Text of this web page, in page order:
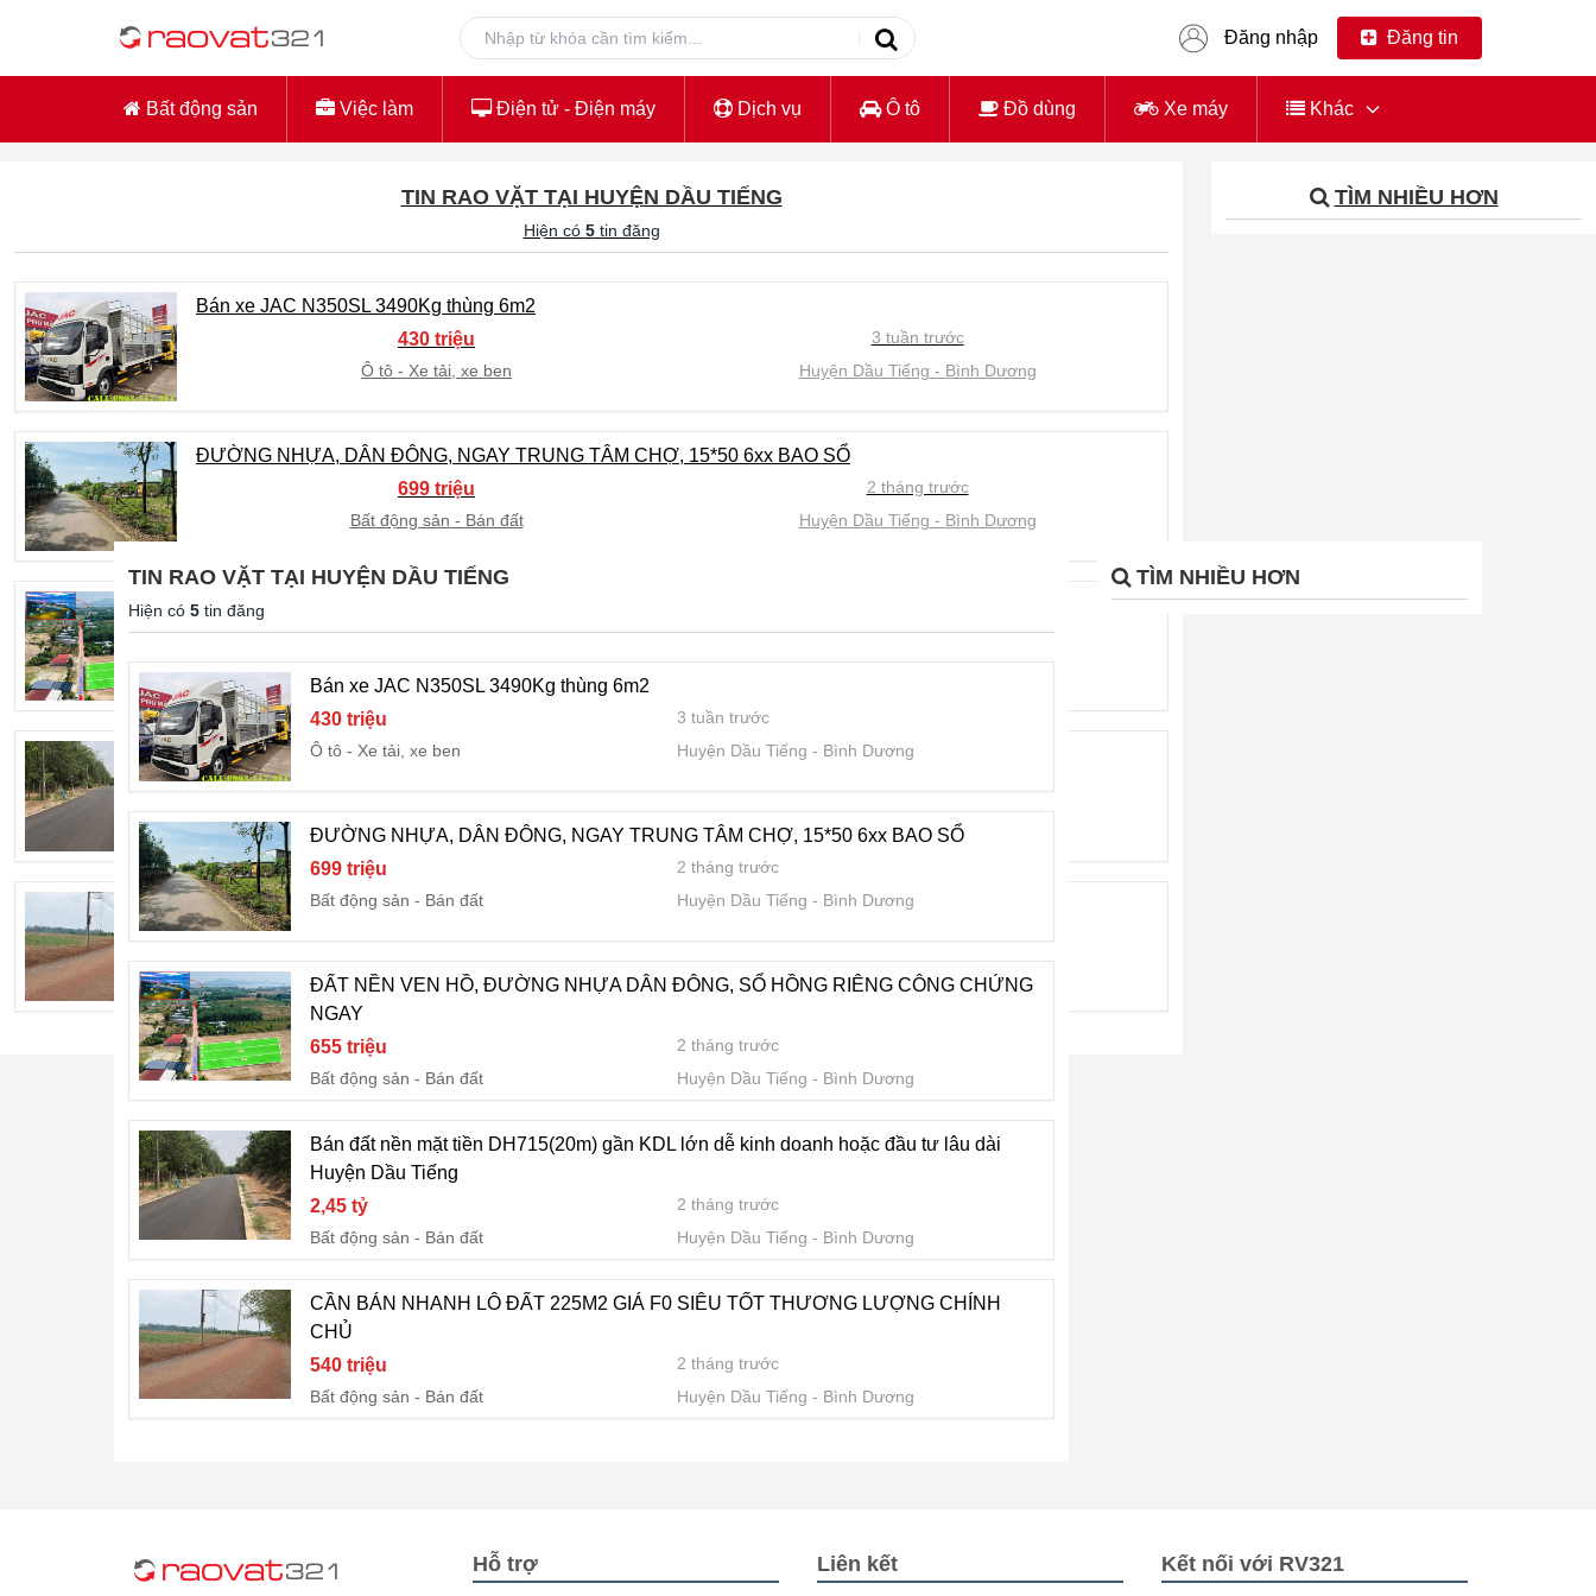
Đăng nhập Đăng tin
Bất động sản Việc làm Điện tử - Điện máy Dịch vụ Ô tô Đồ dùng Xe máy Khác
TIN RAO VẶT TẠI HUYỆN DẦU TIẾNG
Hiện có 5tin đăng
Bán xe JAC N350SL 3490Kg thùng 6m2
430 triệu
3 tuần trước
Ô tô
Xe tải, xe ben Huyện Dầu Tiếng Bình Dương
ĐƯỜNG NHỰA, DÂN ĐÔNG, NGAY TRUNG TÂM CHỢ, 15*50 6xx BAO SỔ
699 triệu
2 tháng trước
Bất động sản
Bán đất Huyện Dầu Tiếng Bình Dương
ĐẤT NỀN VEN HỒ, ĐƯỜNG NHỰA DÂN ĐÔNG, SỔ HỒNG RIÊNG CÔNG CHỨNG NGAY
655 triệu
2 tháng trước
Bán đất nền mặt tiền DH715(20m) gần KDL lớn dễ kinh doanh hoặc đầu tư lâu dài Huyện Dầu Tiếng
2,45 tỷ
2 tháng trước
Bán đất Bình Dương
CẦN BÁN NHANH LÔ ĐẤT 225M2 GIÁ F0 SIÊU TỐT THƯƠNG LƯỢNG CHÍNH CHỦ
540 triệu
2 tháng trước
Bất động sản
Bán đất Huyện Dầu Tiếng Bình Dương
TÌM NHIỀU HƠN
TIN RAO VẶT TẠI HUYỆN DẦU TIẾNG
Hiện có 5 tin đăng
Bán xe JAC N350SL 3490Kg thùng 6m2
430 triệu
3 tuần trước
Ô tô
Xe tải, xe ben Huyện Dầu Tiếng Bình Dương
ĐƯỜNG NHỰA, DÂN ĐÔNG, NGAY TRUNG TÂM CHỢ, 15*50 6xx BAO SỔ
699 triệu
2 tháng trước
Bất động sản
Bán đất Huyện Dầu Tiếng Bình Dương
ĐẤT NỀN VEN HỒ, ĐƯỜNG NHỰA DÂN ĐÔNG, SỔ HỒNG RIÊNG CÔNG CHỨNG
NGAY
655 triệu
2 tháng trước
Bất động sản
Bán đất Huyện Dầu Tiếng Bình Dương
Bán đất nền mặt tiền DH715(20m) gần KDL lớn dễ kinh doanh hoặc đầu tư lâu dài
Huyện Dầu Tiếng
2,45 tỷ
2 tháng trước
Bất động sản
Bán đất Huyện Dầu Tiếng Bình Dương
CẦN BÁN NHANH LÔ ĐẤT 225M2 GIÁ F0 SIÊU TỐT THƯƠNG LƯỢNG CHÍNH
CHỦ
540 triệu
2 tháng trước
Bất động sản
Bán đất Huyện Dầu Tiếng Bình Dương
TÌM NHIỀU HƠN
Hỗ trợ Liên kết Kết nối với RV321